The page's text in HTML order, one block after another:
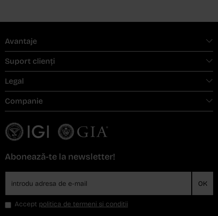
Avantaje
Suport clienți
Legal
Companie
Abonează-te la newsletter!
OK
Accept politica de termeni si conditii